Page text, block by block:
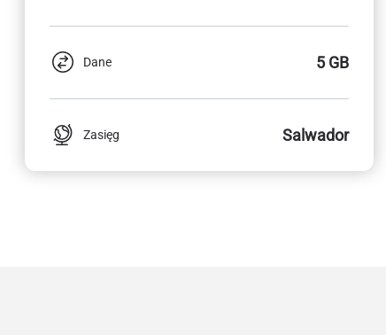
Dane 5 GB
Zasięg Salwador